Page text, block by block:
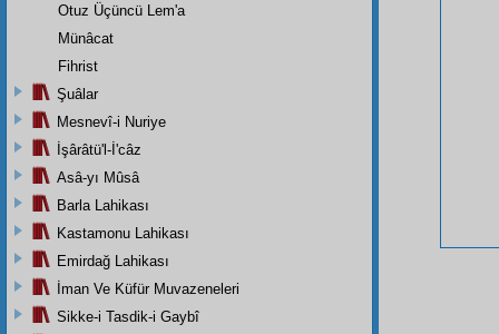
Otuz Üçüncü Lem'a
Münâcat
Fihrist
Şuâlar
Mesnevî-i Nuriye
İşârâtü'l-İ'câz
Asâ-yı Mûsâ
Barla Lahikası
Kastamonu Lahikası
Emirdağ Lahikası
İman Ve Küfür Muvazeneleri
Sikke-i Tasdik-i Gaybî